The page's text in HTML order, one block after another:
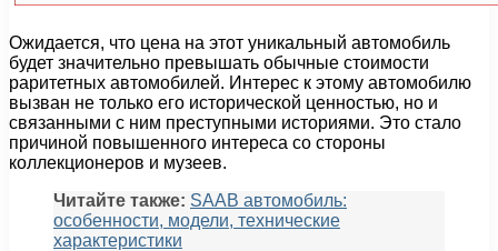
Ожидается, что цена на этот уникальный автомобиль
будет значительно превышать обычные стоимости
раритетных автомобилей. Интерес к этому автомобилю
вызван не только его исторической ценностью, но и
связанными с ним преступными историями. Это стало
причиной повышенного интереса со стороны
коллекционеров и музеев.
Читайте также: SAAB автомобиль:
особенности, модели, технические
характеристики